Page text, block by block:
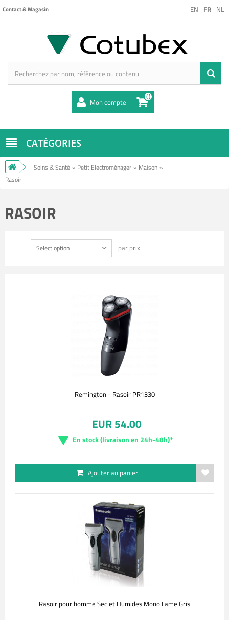
EN FR NL
Contact & Magasin
Mon compte 0
CATÉGORIES
Soins & Santé » Petit Electroménager » Maison »
Rasoir
RASOIR
Select option par prix
Remington - Rasoir PR1330
EUR 54.00
En stock (livraison en 24h-48h)*
Ajouter au panier
Rasoir pour homme Sec et Humides Mono Lame Gris